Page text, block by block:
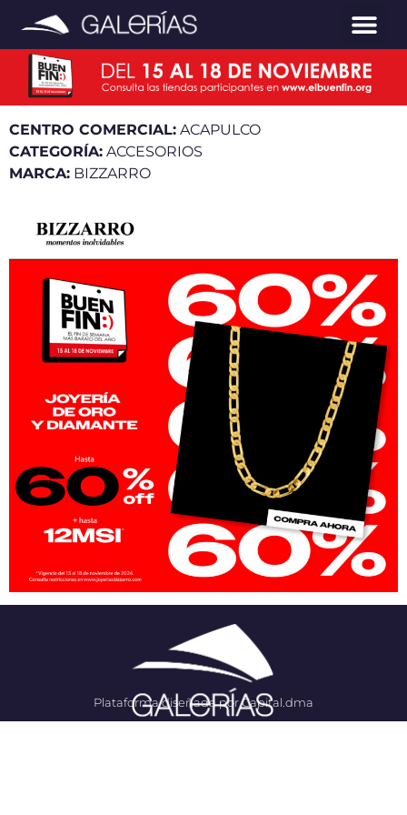
CENTRO COMERCIAL: ACAPULCO
CATEGORÍA: ACCESORIOS
MARCA: BIZZARRO
Plataforma diseñada por Capital.dma